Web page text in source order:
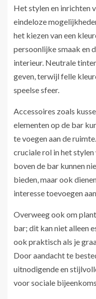
Het stylen en inrichten
eindeloze
het kiezen van een
persoonlijke smaak en
interieur. Neutrale
geven, terwijl felle
speelse sfeer.
Accessoires zoals
elementen op de bar
te voegen aan de
cruciale rol in het
boven de bar kunnen
bieden, maar ook
interesse toevoegen
Overweeg ook om
bar; dit kan niet alleen
ook praktisch als je
Door aandacht te
uitnodigende en
voor sociale